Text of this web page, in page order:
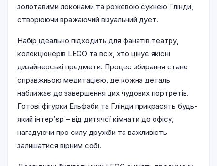
золотавими локонами та рожевою сукнею Глінди,
створюючи вражаючий візуальний дует.
Набір ідеально підходить для фанатів театру,
колекціонерів LEGO та всіх, хто цінує якісні
дизайнерські предмети. Процес збирання стане
справжньою медитацією, де кожна деталь
наближає до завершення цих чудових портретів.
Готові фігурки Ельфаби та Глінди прикрасять будь-
який інтер’єр – від дитячої кімнати до офісу,
нагадуючи про силу дружби та важливість
залишатися вірним собі.